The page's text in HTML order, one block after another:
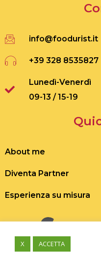
info@foodurist.it
+39 328 8535827
Lunedì-Venerdì
09-13 / 15-19
About me
Diventa Partner
Esperienza su misura
X ACCETTA